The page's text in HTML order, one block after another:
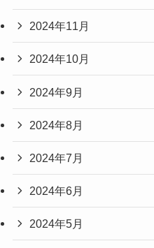
2024年11月
2024年10月
2024年9月
2024年8月
2024年7月
2024年6月
2024年5月